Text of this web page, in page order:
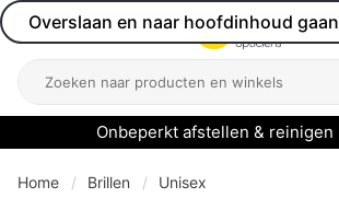
Overslaan en naar hoofdinhoud gaan
Open menu
Zoeken
Onbeperkt afstellen & reinigen
menu
Home Brillen Unisex